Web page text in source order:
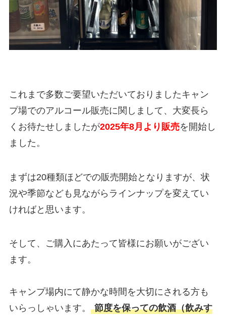
これまで多数ご要望いただいておりましたキャン
プ場でのアルコール販売に関しまして、大変長ら
くお待たせしましたが2025年8月より販売を開始し
ました。
まずは20種類ほどでの販売開始となりますが、状
況や季節なども見ながらラインナップを変えてい
ければと思います。
そして、ご購入にあたって皆様にお願いがござい
ます。
キャンプ場内にて静かな時間を大切にされる方も
いらっしゃいます。
節度を保っての飲酒（飲みす